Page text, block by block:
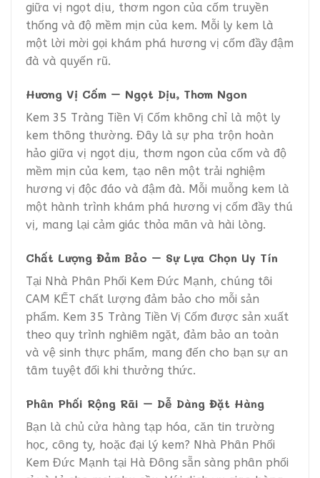
giữa vị ngọt dịu, thơm ngon của cốm truyền
thống và độ mềm mịn của kem. Mỗi ly kem là
một lời mời gọi khám phá hương vị cốm đầy đậm
đà và quyến rũ.
Hương Vị Cốm – Ngọt Dịu, Thơm Ngon
Kem 35 Tràng Tiền Vị Cốm không chỉ là một ly
kem thông thường. Đây là sự pha trộn hoàn
hảo giữa vị ngọt dịu, thơm ngon của cốm và độ
mềm mịn của kem, tạo nên một trải nghiệm
hương vị độc đáo và đậm đà. Mỗi muỗng kem là
một hành trình khám phá hương vị cốm đầy thú
vị, mang lại cảm giác thỏa mãn và hài lòng.
Chất Lượng Đảm Bảo – Sự Lựa Chọn Uy Tín
Tại Nhà Phân Phối Kem Đức Mạnh, chúng tôi
CAM KẾT chất lượng đảm bảo cho mỗi sản
phẩm. Kem 35 Tràng Tiền Vị Cốm được sản xuất
theo quy trình nghiêm ngặt, đảm bảo an toàn
và vệ sinh thực phẩm, mang đến cho bạn sự an
tâm tuyệt đối khi thưởng thức.
Phân Phối Rộng Rãi – Dễ Dàng Đặt Hàng
Bạn là chủ cửa hàng tạp hóa, căn tin trường
học, công ty, hoặc đại lý kem? Nhà Phân Phối
Kem Đức Mạnh tại Hà Đông sẵn sàng phân phối